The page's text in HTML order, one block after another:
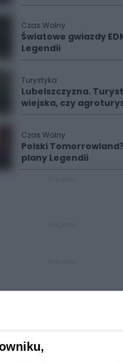
Czas Wolny
Światowe gwiazdy
Legendii
Turystyka
Lubelszczyzna.
wiejska, czy
Czas Wolny
Polski
plany Legendii